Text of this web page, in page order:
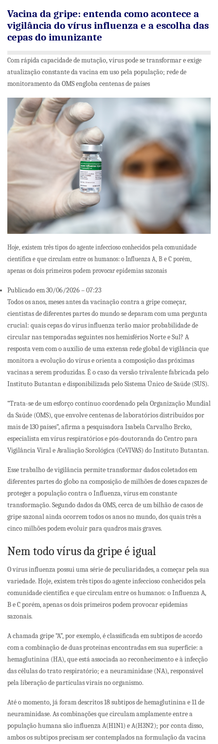
Vacina da gripe: entenda como acontece a
vigilância do vírus influenza e a escolha das
cepas do imunizante
Com rápida capacidade de mutação, vírus pode se transformar e exige
atualização constante da vacina em uso pela população; rede de
monitoramento da OMS engloba centenas de países
Hoje, existem três tipos do agente infeccioso conhecidos pela comunidade
científica e que circulam entre os humanos: o Influenza A, B e C porém,
apenas os dois primeiros podem provocar epidemias sazonais
Publicado em 30/06/2026 – 07:23
Todos os anos, meses antes da vacinação contra a gripe começar,
cientistas de diferentes partes do mundo se deparam com uma pergunta
crucial: quais cepas do vírus influenza terão maior probabilidade de
circular nas temporadas seguintes nos hemisférios Norte e Sul? A
resposta vem com o auxílio de uma extensa rede global de vigilância que
monitora a evolução do vírus e orienta a composição das próximas
vacinas a serem produzidas. É o caso da versão trivalente fabricada pelo
Instituto Butantan e disponibilizada pelo Sistema Único de Saúde (SUS).
“Trata-se de um esforço contínuo coordenado pela Organização Mundial
da Saúde (OMS), que envolve centenas de laboratórios distribuídos por
mais de 130 países”, afirma a pesquisadora Isabela Carvalho Brcko,
especialista em vírus respiratórios e pós-doutoranda do Centro para
Vigilância Viral e Avaliação Sorológica (CeVIVAS) do Instituto Butantan.
Esse trabalho de vigilância permite transformar dados coletados em
diferentes partes do globo na composição de milhões de doses capazes de
proteger a população contra o Influenza, vírus em constante
transformação. Segundo dados da OMS, cerca de um bilhão de casos de
gripe sazonal ainda ocorrem todos os anos no mundo, dos quais três a
cinco milhões podem evoluir para quadros mais graves.
Nem todo vírus da gripe é igual
O vírus influenza possui uma série de peculiaridades, a começar pela sua
variedade. Hoje, existem três tipos do agente infeccioso conhecidos pela
comunidade científica e que circulam entre os humanos: o Influenza A,
B e C porém, apenas os dois primeiros podem provocar epidemias
sazonais.
A chamada gripe “A”, por exemplo, é classificada em subtipos de acordo
com a combinação de duas proteínas encontradas em sua superfície: a
hemaglutinina (HA), que está associada ao reconhecimento e à infecção
das células do trato respiratório; e a neuraminidase (NA), responsável
pela liberação de partículas virais no organismo.
Até o momento, já foram descritos 18 subtipos de hemaglutinina e 11 de
neuraminidase. As combinações que circulam amplamente entre a
população humana são influenza A(H1N1) e A(H3N2); por conta disso,
ambos os subtipos precisam ser contemplados na formulação da vacina